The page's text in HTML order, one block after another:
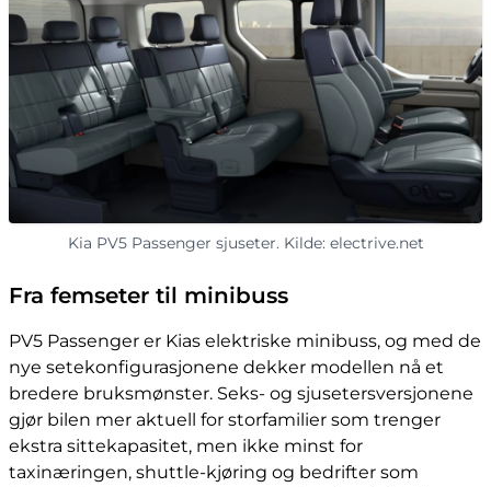
Kia PV5 Passenger sjuseter. Kilde: electrive.net
Fra femseter til minibuss
PV5 Passenger er Kias elektriske minibuss, og med de
nye setekonfigurasjonene dekker modellen nå et
bredere bruksmønster. Seks- og sjusetersversjonene
gjør bilen mer aktuell for storfamilier som trenger
ekstra sittekapasitet, men ikke minst for
taxinæringen, shuttle-kjøring og bedrifter som